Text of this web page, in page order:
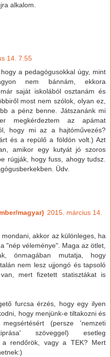
alkalom.
14. 7:55
a pedagógusokkal úgy, mint
nem bánnám, ekkora
saját iskolából osztanám és
most nem szólok, olyan ez,
a pénz benne. Játszanánk mi
megkérdeztem az apámat
hogy mi az a hajtóművezés?
és a repülő a földön volt.) Azt
amikor egy kutyát jó szoros
rúgják, hogy fuss, ahogy tudsz.
Üdv.
magyar) 2015. március 14.
akkor az különleges, ha
"nép véleménye". Maga az ötlet,
önmagában mutatja, hogy
nem lesz ujjongó és tapsoló
mert fizetett statisztákat is
furcsa érzés, hogy egy ilyen
hogy menjünk-e tiltakozni és
(persze 'nemzeti
szöveggel) esetleg
a rendőrök, vagy a TEK? Mert